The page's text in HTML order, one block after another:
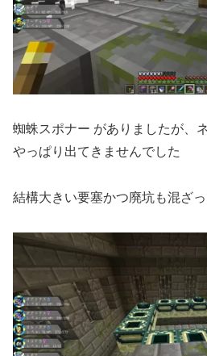
蜘蛛スポナー がありましたが、
やっぱり出てきませんでした
結構大きい要塞かつ廃坑も混ざ